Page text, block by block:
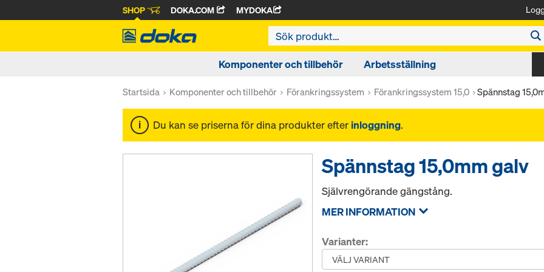
SHOP DOKA.COM MYDOKA
Komponenter och tillbehör Arbetsställning
Startsida Komponenter och tillbehör Förankringssystem Förankringssystem 15,0 Spännstag
Du kan se priserna för dina produkter efter inloggning.
Spännstag 15,0mm galv
Självrengörande gängstång.
MER INFORMATION
Varianter: